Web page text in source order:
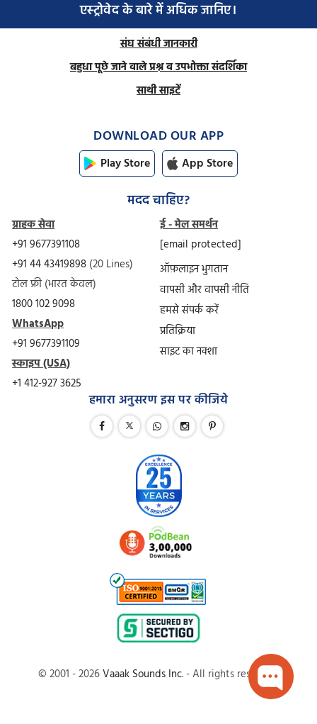
एस्ट्रोवेद के बारे में अधिक जानिए।
संघ संबंधी जानकारी
बहुधा पूछे जाने वाले प्रश्न व उपभोक्ता संदर्शिका
साथी साइटें
DOWNLOAD OUR APP
Play Store App Store
मदद चाहिए?
ग्राहक सेवा
+91 9677391108
+91 44 43419898 (20 Lines)
टोल फ्री (भारत केवल)
1800 102 9098
WhatsApp
+91 9677391109
स्काइप (USA)
+1 412-927 3625
ई - मेल समर्थन
[email protected]
ऑफ़लाइन भुगतान
वापसी और वापसी नीति
हमसे संपर्क करें
प्रतिक्रिया
साइट का नक्शा
हमारा अनुसरण इस पर कीजिये
© 2001 - 2026Vaaak Sounds Inc. - All rights reserved.